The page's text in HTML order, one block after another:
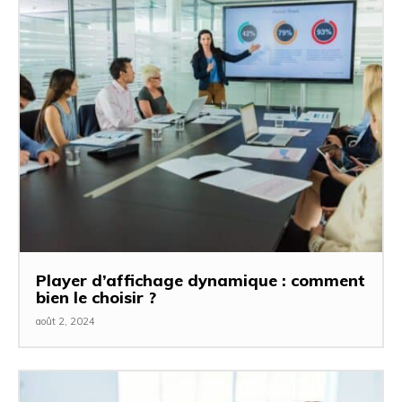
Player d’affichage dynamique : comment
bien le choisir ?
août 2, 2024